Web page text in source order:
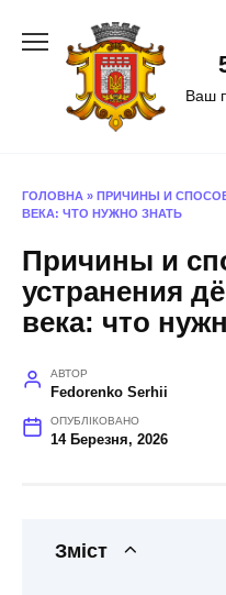
Ваш
ГОЛОВНА » ПРИЧИНЫ И
ВЕКА: ЧТО НУЖНО ЗНАТЬ
Причины и
устранения
века: что
АВТОР
Fedorenko Serhii
ОПУБЛІКОВАНО
14 Березня, 2026
Зміст